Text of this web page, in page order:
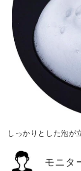
しっかりとした泡が
モニタ